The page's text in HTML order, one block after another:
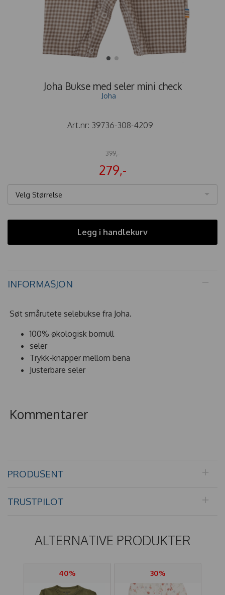
Joha Bukse med seler mini check
Joha
Art.nr: 39736-308-4209
399,-
279,-
Velg Størrelse
Legg i handlekurv
INFORMASJON
Søt smårutete selebukse fra Joha.
100% økologisk bomull
seler
Trykk-knapper mellom bena
Justerbare seler
Kommentarer
PRODUSENT
TRUSTPILOT
ALTERNATIVE PRODUKTER
40% 30%